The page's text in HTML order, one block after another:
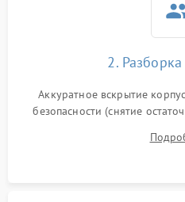
2.
Аккуратное вскрытие
безопасности (снятие
и кистей для